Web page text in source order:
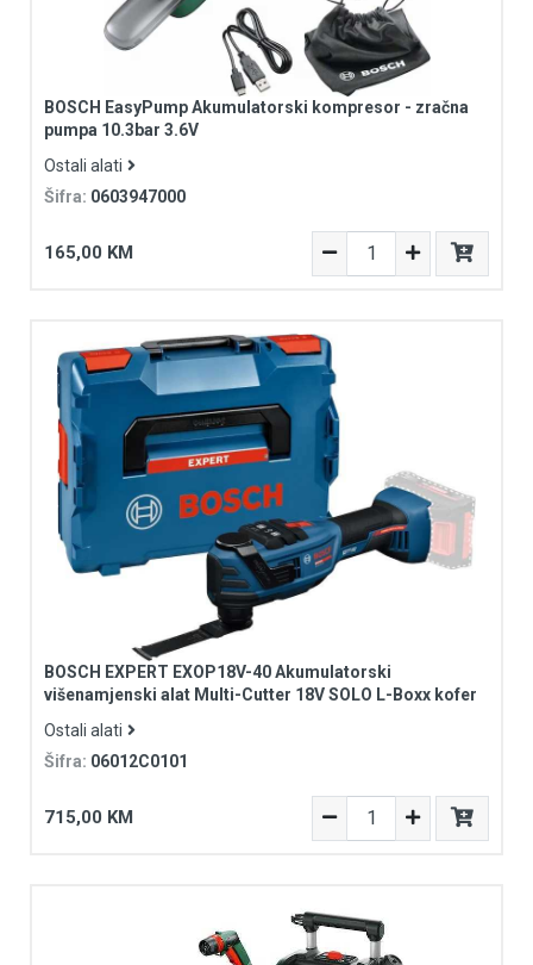
BOSCH EasyPump Akumulatorski kompresor - zračna
pumpa 10.3bar 3.6V
Ostali alati
Šifra: 0603947000
165,00 KM
BOSCH EXPERT EXOP18V-40 Akumulatorski
višenamjenski alat Multi-Cutter 18V SOLO L-Boxx kofer
Ostali alati
Šifra: 06012C0101
715,00 KM